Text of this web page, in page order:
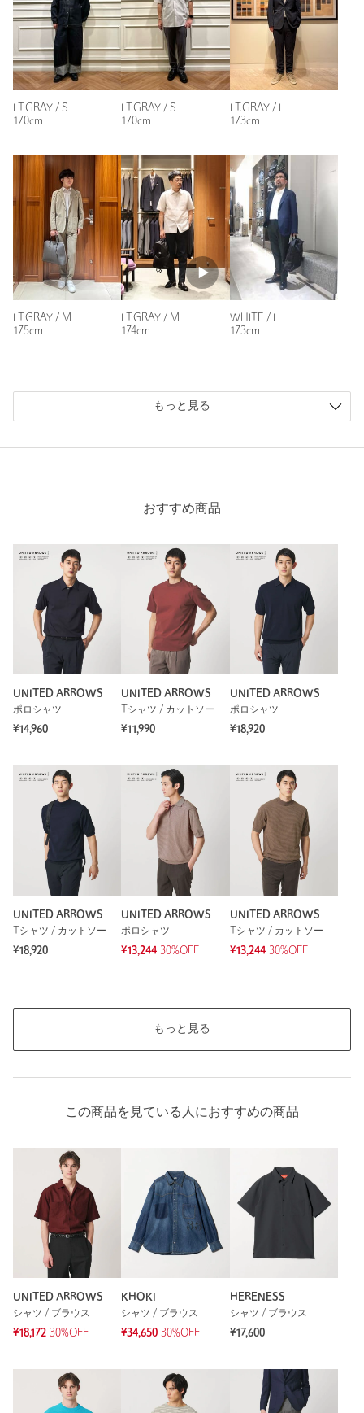
品番：11161411008
商品詳細
注文キャンセル 対象商品
裾上げ 対象外商品 裾上げについて
MEN
カテゴリー トップス | シャツ / ブラウス
S M L XL
ポリエステル81％ 複合繊維(ポリエステル)19％
洗濯表示 洗濯機洗い可 洗濯表示について
原産国 中国製
LT.GRAY / S
170cm
LT.GRAY / S
170cm
LT.GRAY / L
173cm
LT.GRAY / M
175cm
LT.GRAY / M
174cm
WHITE / L
173cm
もっと見る
おすすめ商品
UNITED ARROWS
ポロシャツ
¥14,960
UNITED ARROWS
Tシャツ / カットソー
¥11,990
UNITED ARROWS
ポロシャツ
¥18,920
UNITED ARROWS
Tシャツ / カットソー
¥18,920
UNITED ARROWS
ポロシャツ
¥13,244 30%OFF
UNITED ARROWS
Tシャツ / カットソー
¥13,244 30%OFF
もっと見る
この商品を見ている人におすすめの商品
UNITED ARROWS
シャツ / ブラウス
¥18,172 30%OFF
KHOKI
シャツ / ブラウス
¥34,650 30%OFF
HERENESS
シャツ / ブラウス
¥17,600